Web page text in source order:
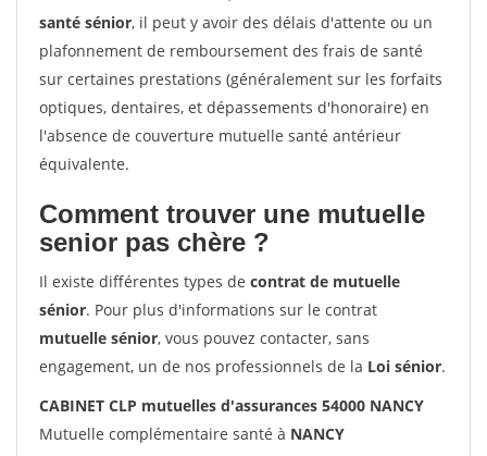
santé sénior, il peut y avoir des délais d'attente ou un
plafonnement de remboursement des frais de santé
sur certaines prestations (généralement sur les forfaits
optiques, dentaires, et dépassements d'honoraire) en
l'absence de couverture mutuelle santé antérieur
équivalente.
Comment trouver une mutuelle
senior pas chère ?
Il existe différentes types de contrat de mutuelle
sénior. Pour plus d'informations sur le contrat
mutuelle sénior, vous pouvez contacter, sans
engagement, un de nos professionnels de la Loi sénior.
CABINET CLP mutuelles d'assurances 54000 NANCY
Mutuelle complémentaire santé à NANCY